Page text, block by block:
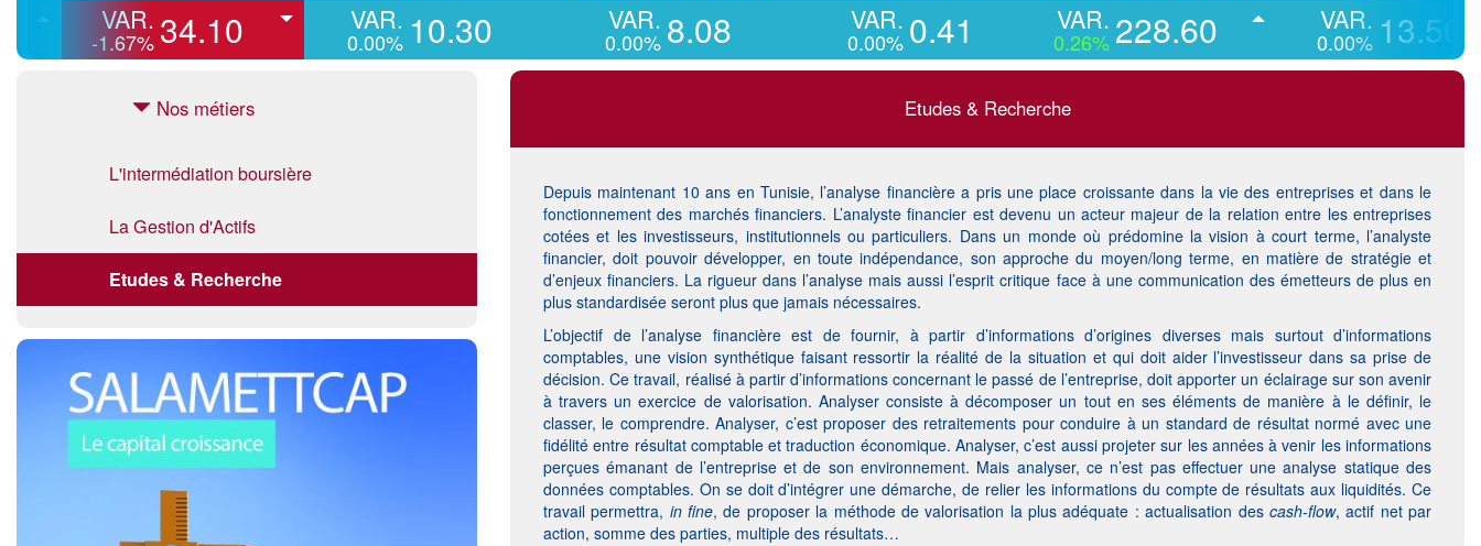
0.41 228.60
0.26%
VAR.
13.50 -
VAR.
34.10
-1.67%
VAR.
10.30 8.08
Nos métiers
L'intermédiation boursière
La Gestion d'Actifs
Etudes & Recherche
Etudes & Recherche
Depuis maintenant 10 ans en Tunisie, l’analyse financière a pris une place croissante dans la vie des entreprises et dans le
fonctionnement des marchés financiers. L’analyste financier est devenu un acteur majeur de la relation entre les entreprises
cotées et les investisseurs, institutionnels ou particuliers. Dans un monde où prédomine la vision à court terme, l’analyste
financier, doit pouvoir développer, en toute indépendance, son approche du moyen/long terme, en matière de stratégie et
d’enjeux financiers. La rigueur dans l’analyse mais aussi l’esprit critique face à une communication des émetteurs de plus en
plus standardisée seront plus que jamais nécessaires.
L’objectif de l’analyse financière est de fournir, à partir d’informations d’origines diverses mais surtout d’informations
comptables, une vision synthétique faisant ressortir la réalité de la situation et qui doit aider l’investisseur dans sa prise de
décision. Ce travail, réalisé à partir d’informations concernant le passé de l’entreprise, doit apporter un éclairage sur son avenir
à travers un exercice de valorisation. Analyser consiste à décomposer un tout en ses éléments de manière à le définir, le
classer, le comprendre. Analyser, c’est proposer des retraitements pour conduire à un standard de résultat normé avec une
fidélité entre résultat comptable et traduction économique. Analyser, c’est aussi projeter sur les années à venir les informations
perçues émanant de l’entreprise et de son environnement. Mais analyser, ce n’est pas effectuer une analyse statique des
données comptables. On se doit d’intégrer une démarche, de relier les informations du compte de résultats aux liquidités. Ce
travail permettra, in fine, de proposer la méthode de valorisation la plus adéquate : actualisation des cash-flow, actif net par
action, somme des parties, multiple des résultats…